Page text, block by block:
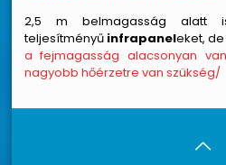
2,5 m belmagasság alatt
teljesítményű infrapaneleket,
a fejmagasság alacsonyan van
nagyobb hőérzetre van szükség/